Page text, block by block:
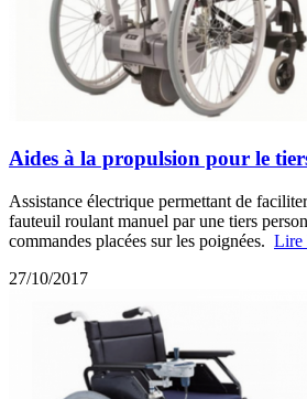
Aides à la propulsion pour le
Assistance électrique permettant de
fauteuil roulant manuel par une tiers
commandes placées sur les poignées. Lire
27/10/2017